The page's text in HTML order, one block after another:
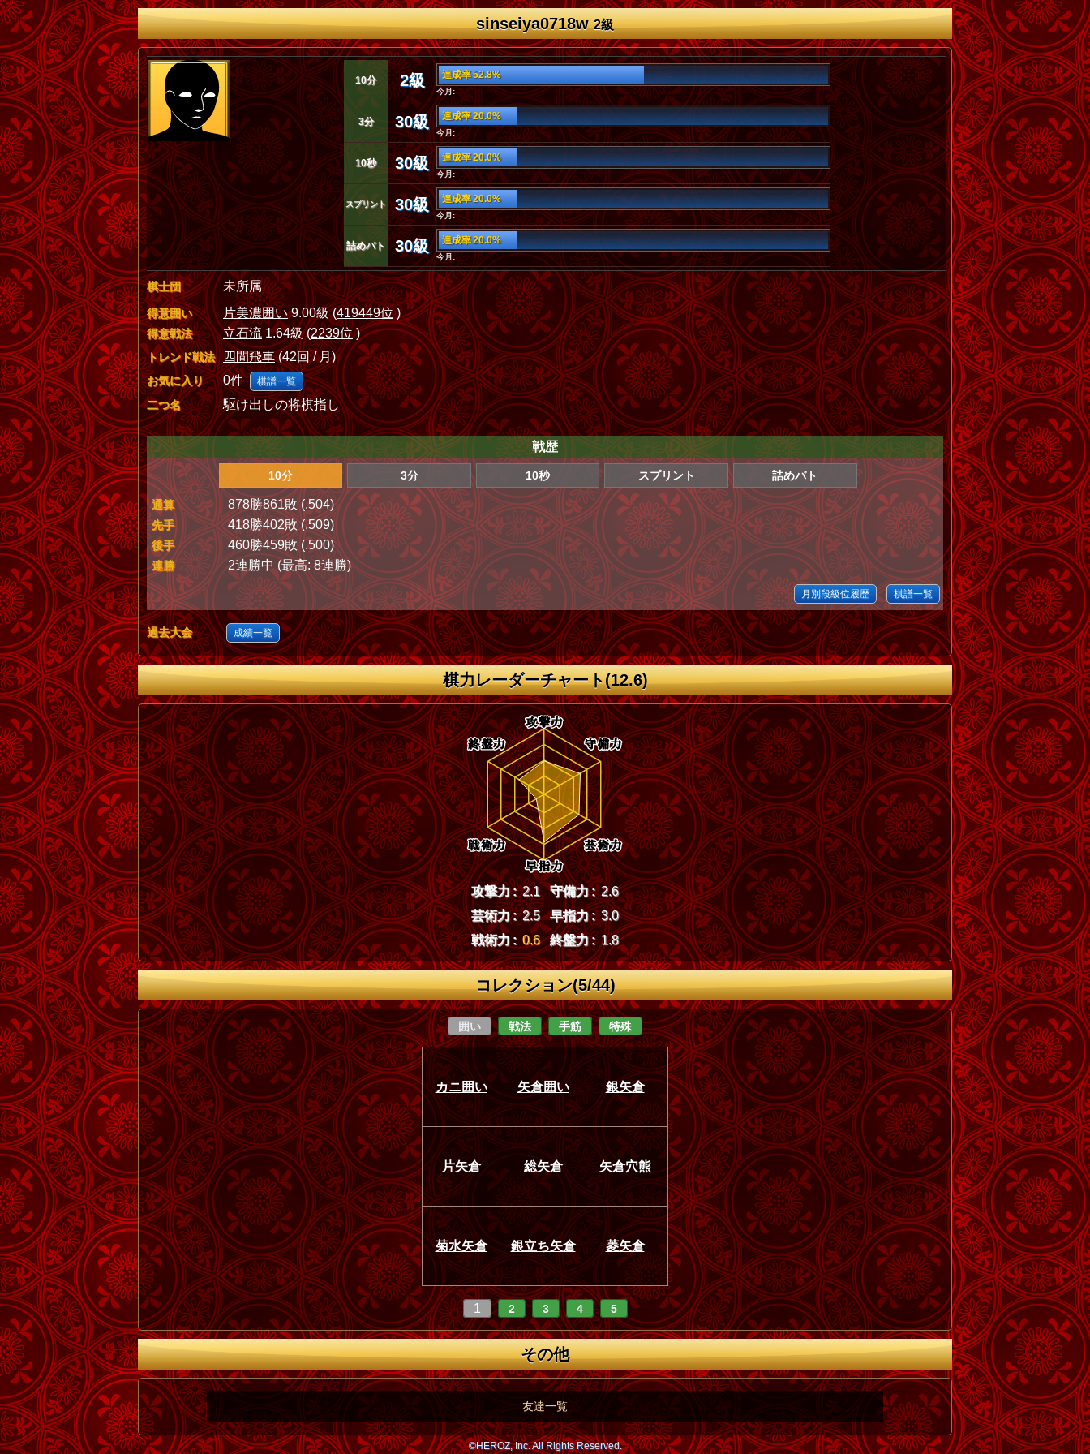
sinseiya0718w2級
10分 2級 達成率 52.8%
今月:
3分 30級 達成率 20.0%
今月:
10秒 30級 達成率 20.0%
今月:
スプリント 30級 達成率 20.0%
今月:
詰めバト 30級 達成率 20.0%
今月:
棋士団 未所属
得意囲い 片美濃囲い9.00級 (419449位)
得意戦法 立石流 1.64級 (2239位)
トレンド戦法 四間飛車(42回 / 月)
お気に入り 0件 棋譜一覧
二つ名 駆け出しの将棋指し
戦歴
10分 3分 10秒 スプリント 詰めバト
通算 878勝861敗 (.504)
先手 418勝402敗 (.509)
後手 460勝459敗 (.500)
連勝 2連勝中 (最高: 8連勝)
月別段級位履歴 棋譜一覧
過去大会 成績一覧
棋力レーダーチャート(12.6)
攻撃力 : 2.1 守備力 : 2.6
芸術力 : 2.5 早指力 : 3.0
戦術力 : 0.6 終盤力 : 1.8
コレクション(5/44)
囲い 戦法 手筋 特殊
カニ囲い 矢倉囲い 銀矢倉
片矢倉 総矢倉 矢倉穴熊
菊水矢倉 銀立ち矢倉 菱矢倉
1 2 3 4 5
その他
友達一覧
©HEROZ, Inc. All Rights Reserved.